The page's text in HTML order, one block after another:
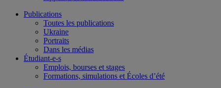
Publications
Toutes les publications
Ukraine
Portraits
Dans les médias
Étudiant-e-s
Emplois, bourses et stages
Formations, simulations et Écoles d’été